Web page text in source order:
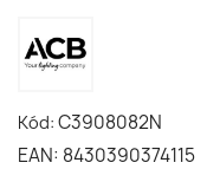
Kód: C3908082N
EAN: 8430390374115